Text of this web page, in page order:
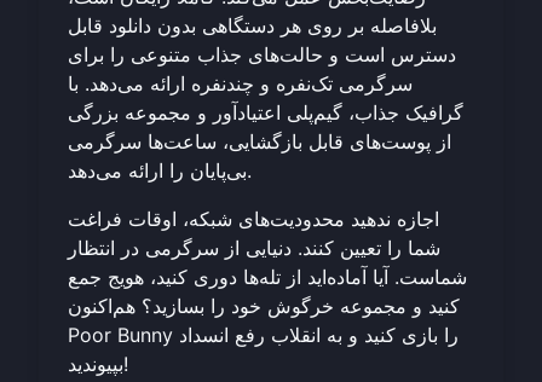
بلافاصله بر روی هر دستگاهی بدون دانلود قابل
دسترس است و حالت‌های جذاب متنوعی را برای
سرگرمی تک‌نفره و چندنفره ارائه می‌دهد. با
گرافیک جذاب، گیم‌پلی اعتیادآور و مجموعه بزرگی
از پوست‌های قابل بازگشایی، ساعت‌ها سرگرمی
بی‌پایان را ارائه می‌دهد.
اجازه ندهید محدودیت‌های شبکه، اوقات فراغت
شما را تعیین کنند. دنیایی از سرگرمی در انتظار
شماست. آیا آماده‌اید از تله‌ها دوری کنید، هویج جمع
کنید و مجموعه خرگوش خود را بسازید؟ هم‌اکنون
Poor Bunny را بازی کنید و به انقلاب رفع انسداد
بپیوندید!